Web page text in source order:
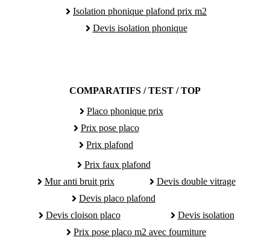
Isolation phonique plafond prix m2
Devis isolation phonique
COMPARATIFS / TEST / TOP
Placo phonique prix
Prix pose placo
Prix plafond
Prix faux plafond
Mur anti bruit prix
Devis double vitrage
Devis placo plafond
Devis cloison placo
Devis isolation
Prix pose placo m2 avec fourniture